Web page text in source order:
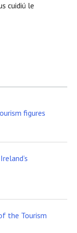
cuidiú le
figures
the Tourism